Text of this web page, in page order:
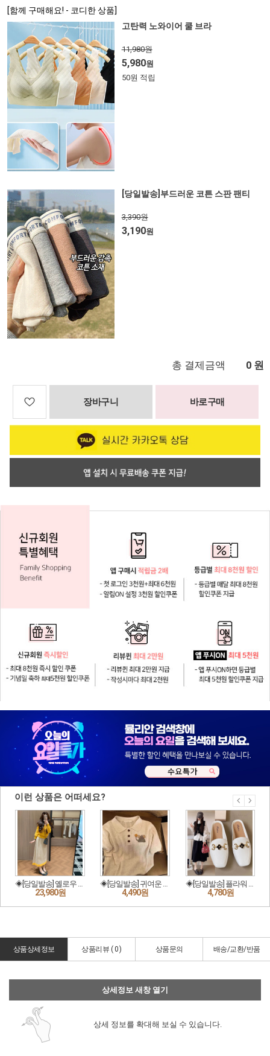
[함께 구매해요! - 코디한 상품]
고탄력 노와이어 쿨 브라
11,980원
5,980원
50원 적립
[당일발송]부드러운 코튼 스판 팬티
3,390원
3,190원
총 결제금액 0 원
장바구니 바로구매
상품상세정보 상품리뷰 ( 0) 상품문의 배송/교환/반품
상세정보 새창 열기
상세 정보를 확대해 보실 수 있습니다.